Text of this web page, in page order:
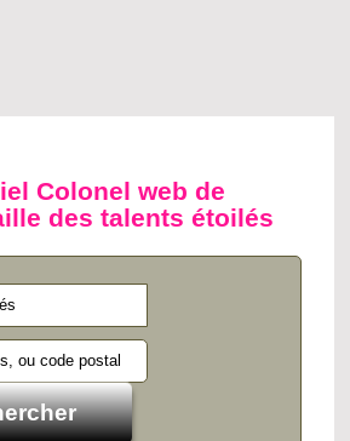
Colonel web de
des talents étoilés